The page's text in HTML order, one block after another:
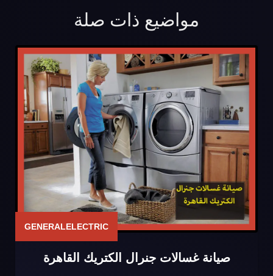
مواضيع ذات صلة
GENERALELECTRIC
صيانة غسالات جنرال الكتريك القاهرة